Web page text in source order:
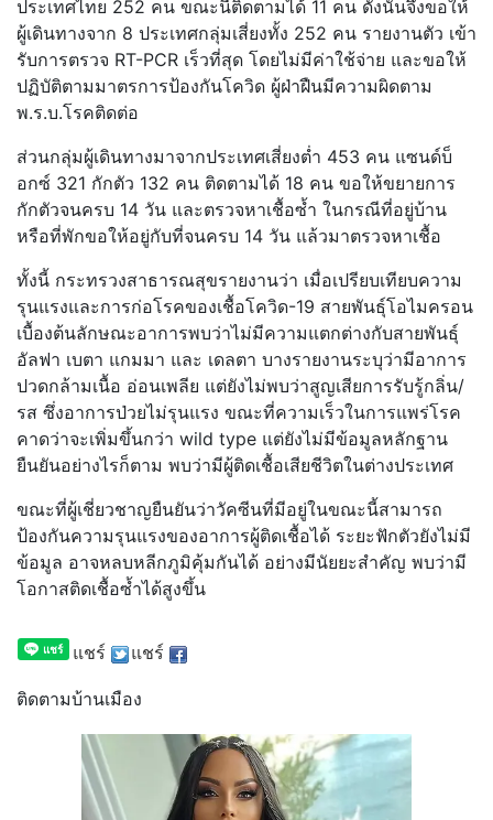
ประเทศไทย 252 คน ขณะนี้ติดตามได้ 11 คน ดังนั้นจึงขอให้
ผู้เดินทางจาก 8 ประเทศกลุ่มเสี่ยงทั้ง 252 คน รายงานตัว เข้า
รับการตรวจ RT-PCR เร็วที่สุด โดยไม่มีค่าใช้จ่าย และขอให้
ปฏิบัติตามมาตรการป้องกันโควิด ผู้ฝ่าฝืนมีความผิดตาม
พ.ร.บ.โรคติดต่อ
ส่วนกลุ่มผู้เดินทางมาจากประเทศเสี่ยงต่ำ 453 คน แซนด์บ็
อกซ์ 321 กักตัว 132 คน ติดตามได้ 18 คน ขอให้ขยายการ
กักตัวจนครบ 14 วัน และตรวจหาเชื้อซ้ำ ในกรณีที่อยู่บ้าน
หรือที่พักขอให้อยู่กับที่จนครบ 14 วัน แล้วมาตรวจหาเชื้อ
ทั้งนี้ กระทรวงสาธารณสุขรายงานว่า เมื่อเปรียบเทียบความ
รุนแรงและการก่อโรคของเชื้อโควิด-19 สายพันธุ์โอไมครอน
เบื้องต้นลักษณะอาการพบว่าไม่มีความแตกต่างกับสายพันธุ์
อัลฟา เบตา แกมมา และ เดลตา บางรายงานระบุว่ามีอาการ
ปวดกล้ามเนื้อ อ่อนเพลีย แต่ยังไม่พบว่าสูญเสียการรับรู้กลิ่น/
รส ซึ่งอาการป่วยไม่รุนแรง ขณะที่ความเร็วในการแพร่โรค
คาดว่าจะเพิ่มขึ้นกว่า wild type แต่ยังไม่มีข้อมูลหลักฐาน
ยืนยันอย่างไรก็ตาม พบว่ามีผู้ติดเชื้อเสียชีวิตในต่างประเทศ
ขณะที่ผู้เชี่ยวชาญยืนยันว่าวัคซีนที่มีอยู่ในขณะนี้สามารถ
ป้องกันความรุนแรงของอาการผู้ติดเชื้อได้ ระยะฟักตัวยังไม่มี
ข้อมูล อาจหลบหลีกภูมิคุ้มกันได้ อย่างมีนัยยะสำคัญ พบว่ามี
โอกาสติดเชื้อซ้ำได้สูงขึ้น
แชร์ แชร์
ติดตามบ้านเมือง